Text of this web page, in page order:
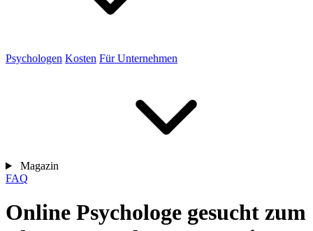
Psychologen Kosten Für Unternehmen
Magazin
FAQ
Online Psychologe gesucht zum